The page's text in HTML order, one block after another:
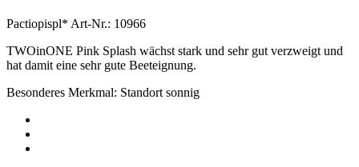
Pactiopispl* Art-Nr.: 10966
TWOinONE Pink Splash wächst stark und sehr gut verzweigt und
hat damit eine sehr gute Beeteignung.
Besonderes Merkmal: Standort sonnig